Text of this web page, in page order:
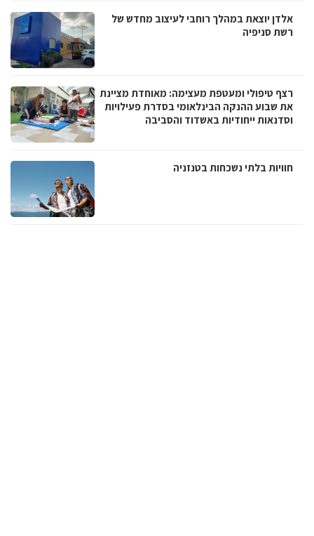
אלדן יוצאת במהלך רוחבי לעיצוב מחדש של
רשת סניפיה
רצף טיפולי ומעטפת מעצימה: מאוחדת מציינת
את שבוע ההנקה הבינלאומי בסדרת פעילויות
וסדנאות ייחודיות באשדוד והסביבה
חוויות בלתי נשכחות בטנזניה